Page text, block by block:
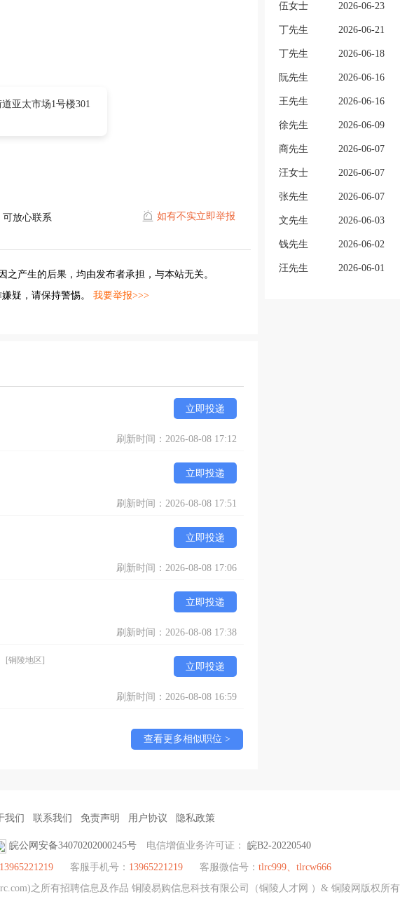
亚太市场1号楼301
可放心联系 如有不实立即举报
产生的后果，均由发布者承担，与本站无关。
疑，请保持警惕。 我要举报>>>
立即投递
刷新时间：2026-08-08 17:12
立即投递
刷新时间：2026-08-08 17:51
立即投递
刷新时间：2026-08-08 17:06
立即投递
刷新时间：2026-08-08 17:38
[铜陵地区]
立即投递
刷新时间：2026-08-08 16:59
查看更多相似职位 >
伍女士 2026-06-23
丁先生 2026-06-21
丁先生 2026-06-18
阮先生 2026-06-16
王先生 2026-06-16
徐先生 2026-06-09
商先生 2026-06-07
汪女士 2026-06-07
张先生 2026-06-07
文先生 2026-06-03
钱先生 2026-06-02
汪先生 2026-06-01
我们 联系我们 免责声明 用户协议 隐私政策
皖公网安备34070202000245号 电信增值业务许可证： 皖B2-20220540
13965221219 客服手机号： 13965221219 客服微信号： tlrc999、tlrcw666
之所有招聘信息及作品 铜陵易购信息科技有限公司（铜陵人才网 ）& 铜陵网版权所有